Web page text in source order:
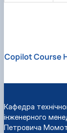
Copilot Course
Кафедра
інженерного
Петровича